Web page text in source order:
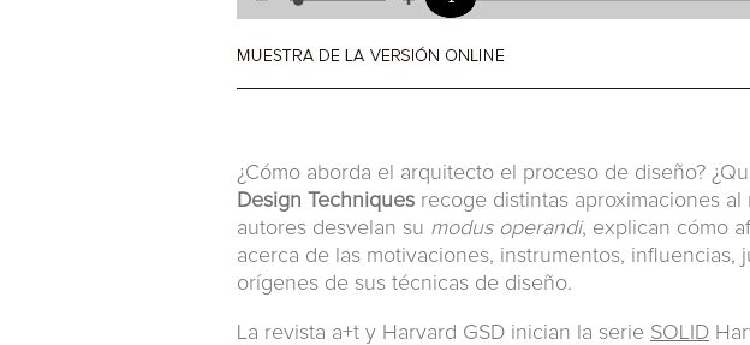
¿Cómo aborda el arquitecto el proceso de diseño?
Design Techniques recoge distintas aproximaciones
autores desvelan su modus operandi, explican cómo
acerca de las motivaciones, instrumentos, influencias,
orígenes de sus técnicas de diseño.
La revista a+t y Harvard GSD inician la serie SOLID